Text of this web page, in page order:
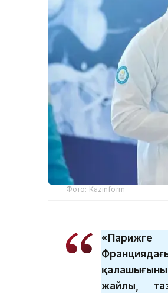
Фото: Kazinform
«Парижге
жайлы,